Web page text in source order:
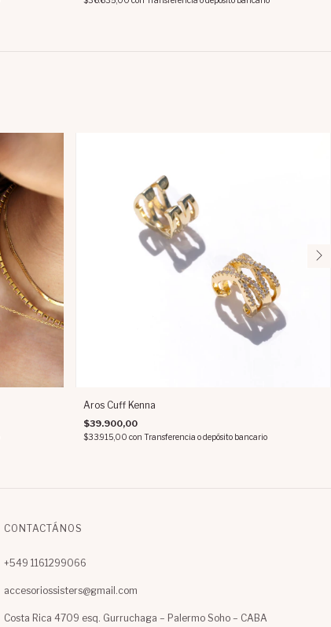
Aros Cuff Kenna
$39.900,00
$33.915,00con Transferencia o depósito bancario
CONTACTÁNOS
+549 1161299066
accesoriossisters@gmail.com
Costa Rica 4709 esq. Gurruchaga – Palermo Soho – CABA